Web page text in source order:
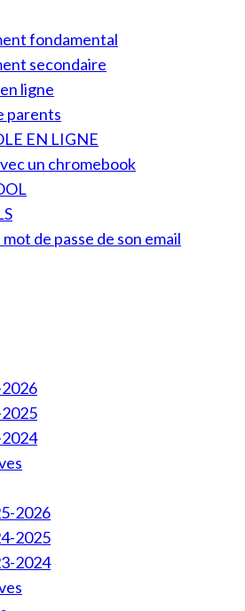
fondamental
secondaire
ligne
parents
EN LIGNE
un chromebook
de passe de son email
2026
2025
2024